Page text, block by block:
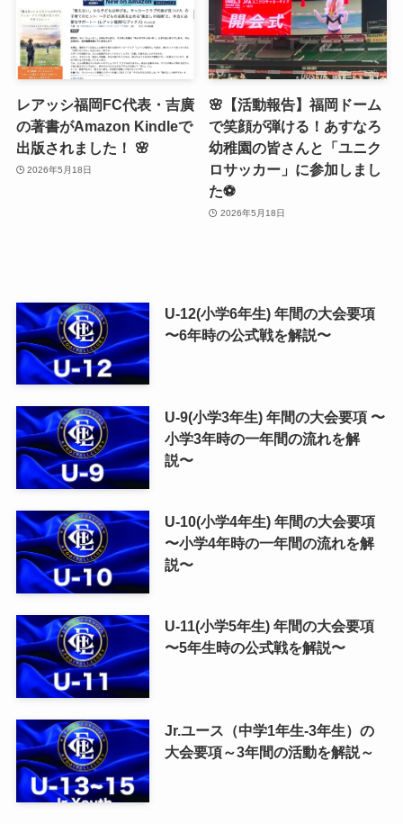
レアッシ福岡FC代表・吉廣
の著書がAmazon Kindleで
出版されました！ 🌸
2026年5月18日
🌸【活動報告】福岡ドーム
で笑顔が弾ける！あすなろ
幼稚園の皆さんと「ユニク
ロサッカー」に参加しまし
た⚽️
2026年5月18日
U-12(小学6年生) 年間の大会要項
〜6年時の公式戦を解説〜
U-9(小学3年生) 年間の大会要項 〜
小学3年時の一年間の流れを解
説〜
U-10(小学4年生) 年間の大会要項
〜小学4年時の一年間の流れを解
説〜
U-11(小学5年生) 年間の大会要項
〜5年生時の公式戦を解説〜
Jr.ユース（中学1年生-3年生）の
大会要項～3年間の活動を解説～